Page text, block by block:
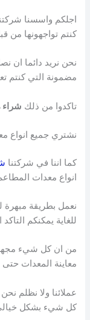
اجلكم واسسنا
كنتم تواجهونها من
نحن نريد دائما ان
مضمونة التي كنتم
تاكدوا من ذلك
نشتري جميع انواع
كما اننا في شركتنا
انواع معدات
نعمل بطريقة مبهرة
للغاية يمكنكم التاكد
من ان كل شيء
معاينة المعدات حتى
عملائنا ولا نظلم
كل شيء بشكل